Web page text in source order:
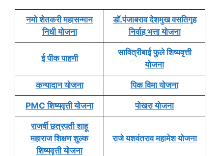
नमो शेतकरी महासन्मान
निधी योजना
डॉ.पंजाबराव देशमुख वसतिगृह
निर्वाह भत्ता योजना
ई पीक पाहणी
सावित्रीबाई फुले शिष्यवृत्ती
योजना
कन्यादान योजना पिक विमा योजना
PMC शिष्यवृत्ती योजना पोखरा योजना
राजर्षी छत्रपती शाहू
महाराज शिक्षण शुल्क
शिष्यवृत्ती योजना
राजे यशवंतराव महामेश योजना